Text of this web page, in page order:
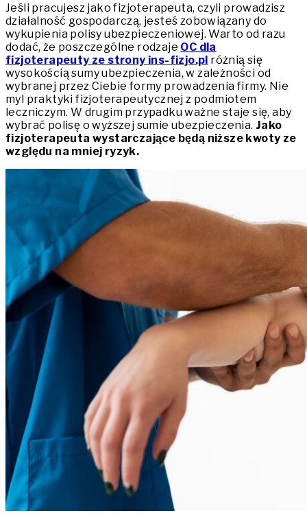
Jeśli pracujesz jako fizjoterapeuta, czyli prowadzisz
działalność gospodarczą, jesteś zobowiązany do
wykupienia polisy ubezpieczeniowej. Warto od razu
dodać, że poszczególne rodzaje OC dla
fizjoterapeuty ze strony ins-fizjo.pl różnią się
wysokością sumy ubezpieczenia, w zależności od
wybranej przez Ciebie formy prowadzenia firmy. Nie
myl praktyki fizjoterapeutycznej z podmiotem
leczniczym. W drugim przypadku ważne staje się, aby
wybrać polisę o wyższej sumie ubezpieczenia. Jako
fizjoterapeuta wystarczające będą niższe kwoty ze
względu na mniej ryzyk.